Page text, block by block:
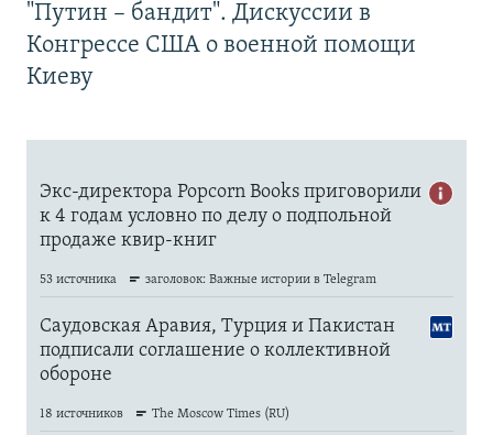
"Путин – бандит". Дискуссии в
Конгрессе США о военной помощи
Киеву